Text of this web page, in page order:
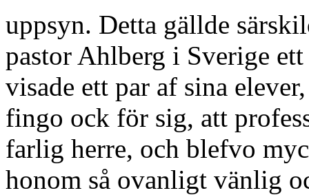
uppsyn. Detta gällde
pastor Ahlberg i Sverige
visade ett par af sina
fingo ock för sig, att
farlig herre, och blefvo
honom så ovanligt vänlig